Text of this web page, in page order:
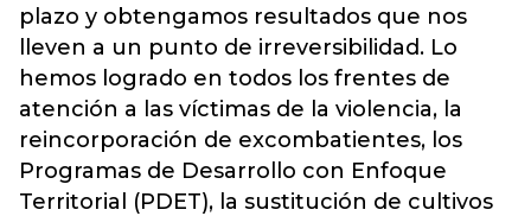
plazo y obtengamos resultados que nos
lleven a un punto de irreversibilidad. Lo
hemos logrado en todos los frentes de
atención a las víctimas de la violencia, la
reincorporación de excombatientes, los
Programas de Desarrollo con Enfoque
Territorial (PDET), la sustitución de cultivos